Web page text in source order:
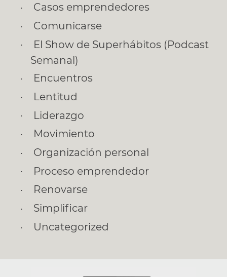
Casos emprendedores
Comunicarse
El Show de Superhábitos (Podcast
Semanal)
Encuentros
Lentitud
Liderazgo
Movimiento
Organización personal
Proceso emprendedor
Renovarse
Simplificar
Uncategorized